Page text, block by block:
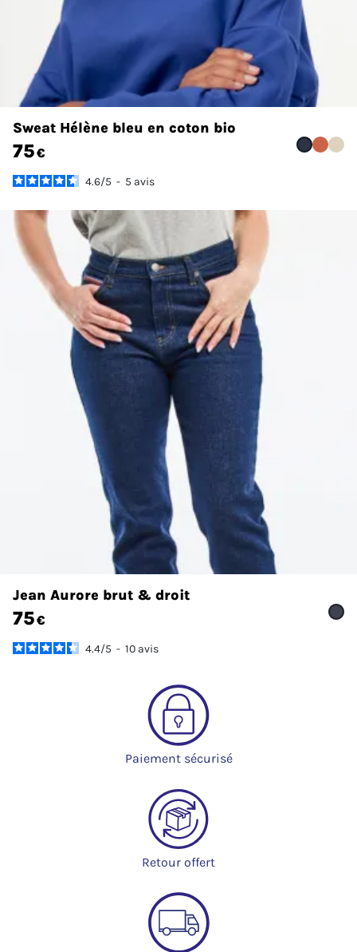
Sweat Hélène bleu en coton bio
75€
4.6/5 - 5 avis
Jean Aurore brut & droit
75€
4.4/5 - 10 avis
Paiement sécurisé
Retour offert